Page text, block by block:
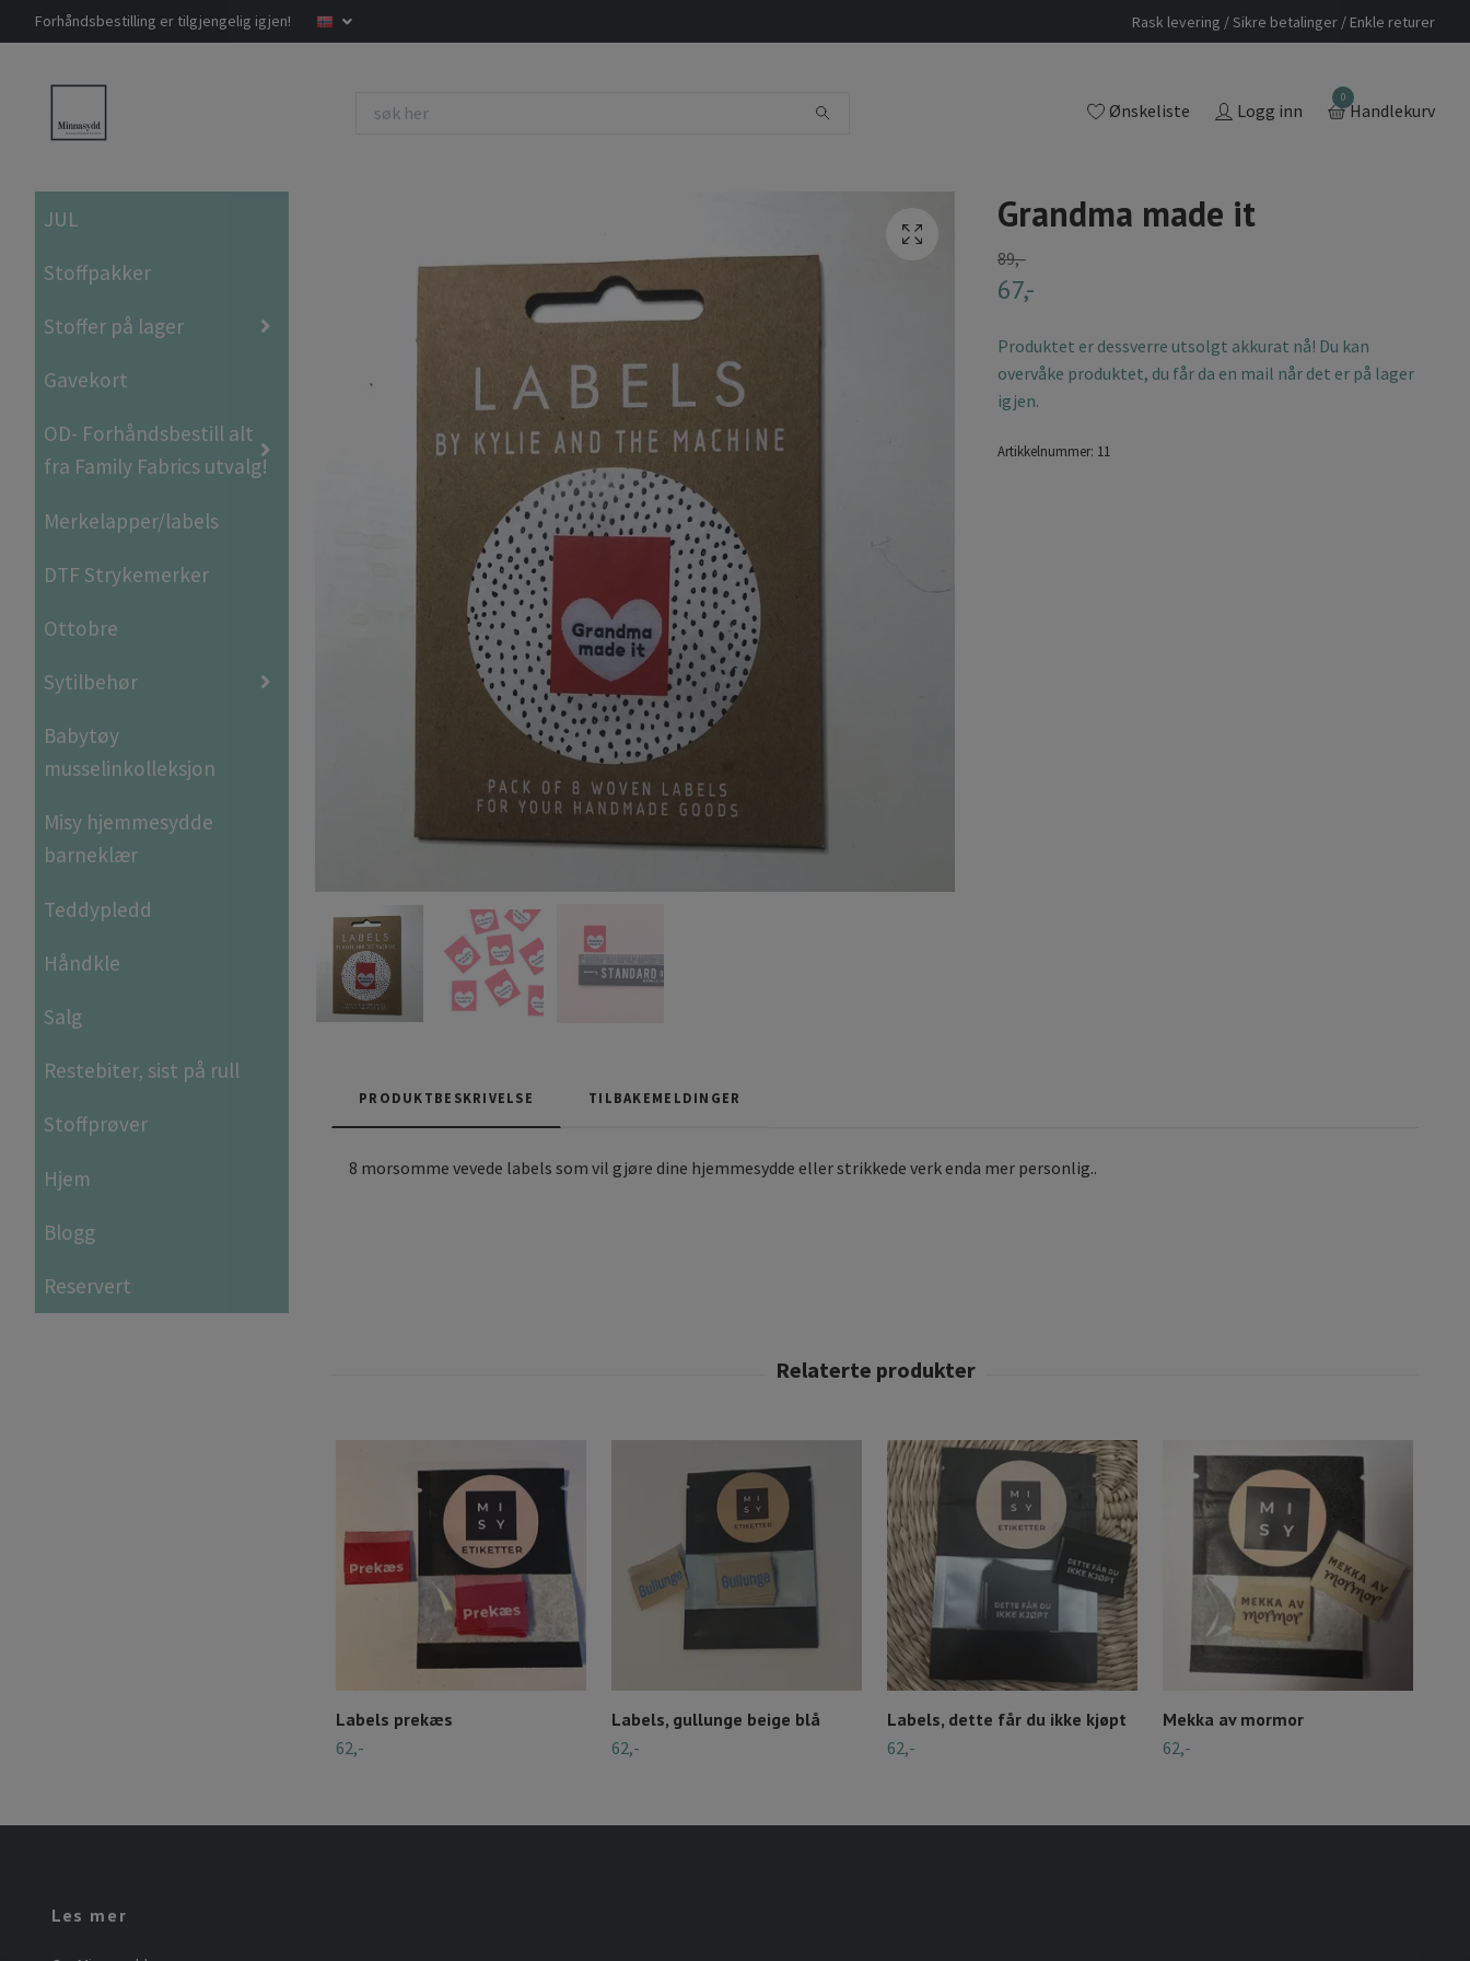
Forhåndsbestilling er tilgjengelig igjen! Rask levering / Sikre betalinger / Enkle returer
Ønskeliste Logg inn
0
Handlekurv
JUL
Stoffpakker
Stoffer på lager
Gavekort
OD- Forhåndsbestill alt
fra Family Fabrics utvalg!
Merkelapper/labels
DTF Strykemerker
Ottobre
Sytilbehør
Babytøy
musselinkolleksjon
Misy hjemmesydde
barneklær
Teddypledd
Håndkle
Salg
Restebiter, sist på rull
Stoffprøver
Hjem
Blogg
Reservert
Grandma made it
89,-
67,-
Produktet er dessverre utsolgt akkurat nå! Du kan
overvåke produktet, du får da en mail når det er på lager
igjen.
Artikkelnummer: 11
PRODUKTBESKRIVELSE TILBAKEMELDINGER
8 morsomme vevede labels som vil gjøre dine hjemmesydde eller strikkede verk enda mer personlig..
Labels prekæs
62,-
Labels, gullunge beige blå
62,-
Labels, dette får du ikke kjøpt
62,-
Mekka av mormor
62,-
Les mer